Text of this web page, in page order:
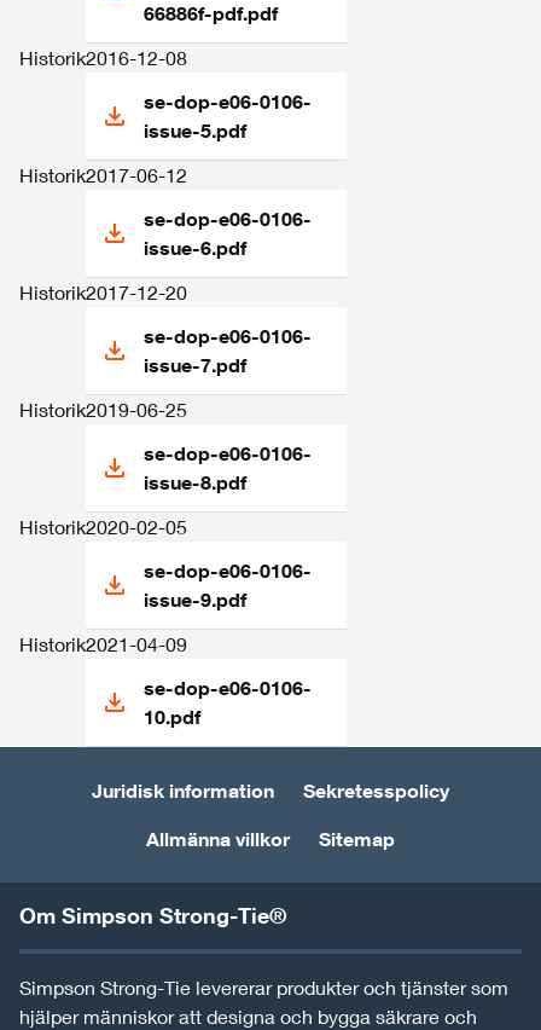
66886f-pdf.pdf
Historik2016-12-08
se-dop-e06-0106-
issue-5.pdf
Historik2017-06-12
se-dop-e06-0106-
issue-6.pdf
Historik2017-12-20
se-dop-e06-0106-
issue-7.pdf
Historik2019-06-25
se-dop-e06-0106-
issue-8.pdf
Historik2020-02-05
se-dop-e06-0106-
issue-9.pdf
Historik2021-04-09
se-dop-e06-0106-
10.pdf
Juridisk information Sekretesspolicy
Allmänna villkor Sitemap
Om Simpson Strong-Tie®
Simpson Strong-Tie levererar produkter och tjänster som
hjälper människor att designa och bygga säkrare och